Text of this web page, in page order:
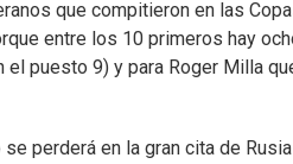
que compitieron en las
entre los 10 primeros hay
puesto 9) y para Roger Milla
perderá en la gran cita de